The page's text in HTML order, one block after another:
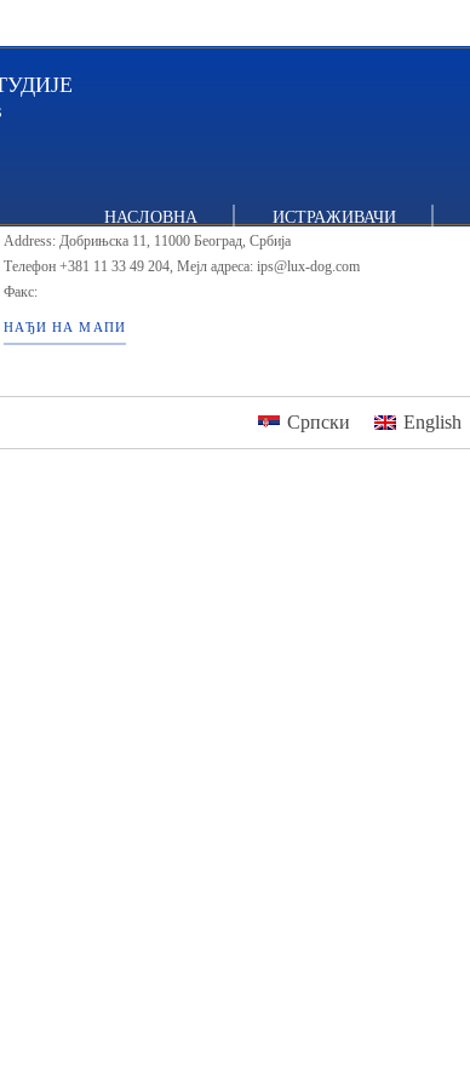
НАСЛОВНА ИСТРАЖИВАЧИ
ИПС - Институт за политичке студије
Address: Добрињска 11, 11000 Београд, Србија
Телефон +381 11 33 49 204, Мејл адреса: ips@lux-dog.com
Факс:
НАЂИ НА МАПИ
Српски English